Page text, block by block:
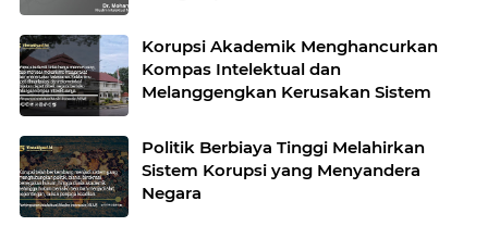
Korupsi Akademik Menghancurkan
Kompas Intelektual dan
Melanggengkan Kerusakan Sistem
Politik Berbiaya Tinggi Melahirkan
Sistem Korupsi yang Menyandera
Negara